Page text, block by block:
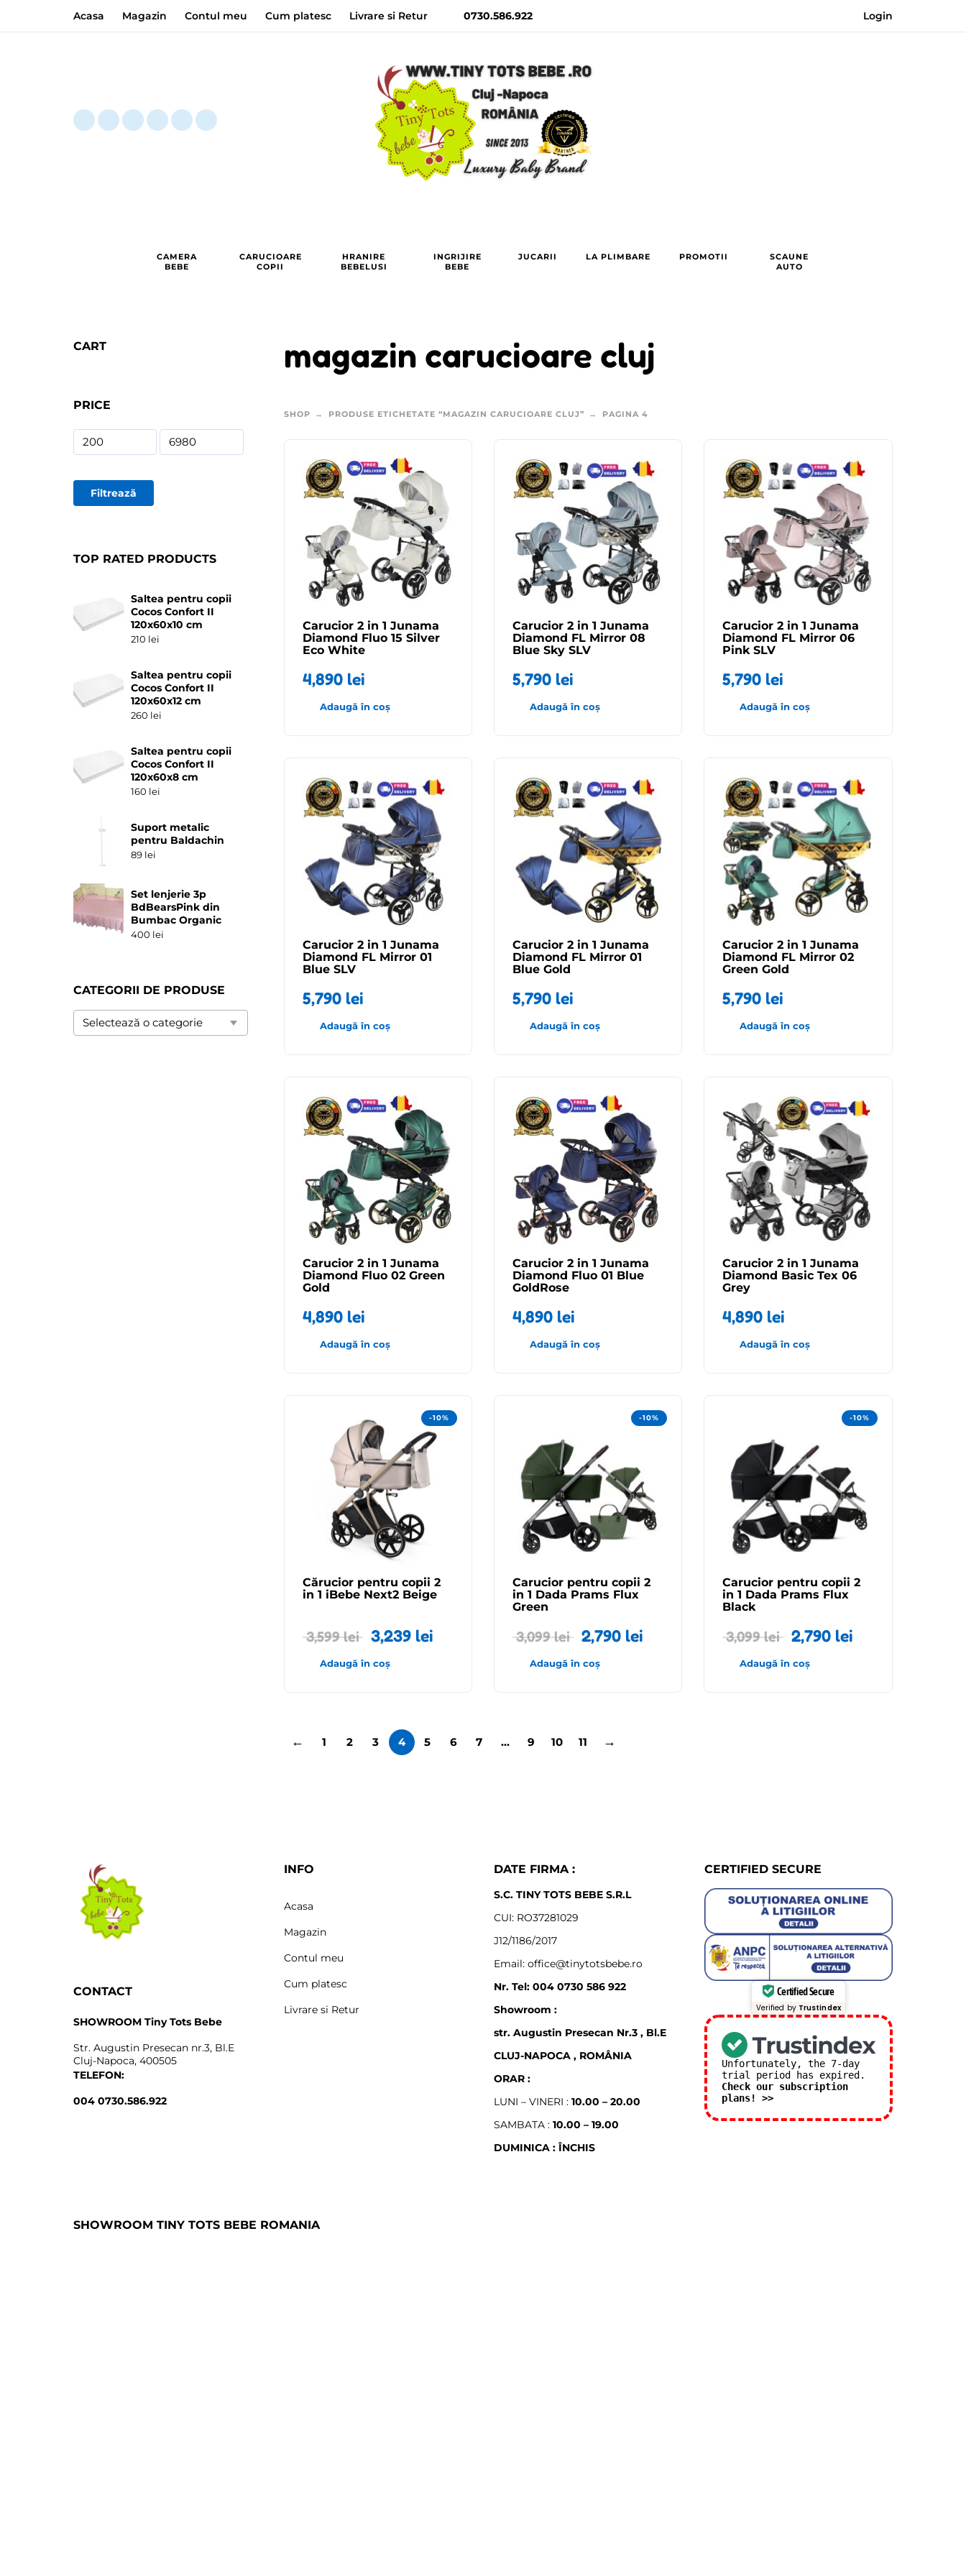
Acasa Magazin Contul meu Cum platesc Livrare si Retur 0730.586.922 Login
CAMERA
BEBE
CARUCIOARE
COPII
HRANIRE
BEBELUSI
INGRIJIRE
BEBE
JUCARII LA PLIMBARE PROMOTII
SCAUNE
AUTO
CART
PRICE
Filtrează
TOP RATED PRODUCTS
Saltea pentru copii
Cocos Confort II
120x60x10 cm
210 lei
Saltea pentru copii
Cocos Confort II
120x60x12 cm
260 lei
Saltea pentru copii
Cocos Confort II
120x60x8 cm
160 lei
Suport metalic
pentru Baldachin
89 lei
Set lenjerie 3p
BdBearsPink din
Bumbac Organic
400 lei
CATEGORII DE PRODUSE
magazin carucioare cluj
SHOP PRODUSE ETICHETATE “MAGAZIN CARUCIOARE CLUJ” PAGINA 4
Carucior 2 in 1 Junama
Diamond Fluo 15 Silver
Eco White
4,890 lei
Adaugă în coș
Carucior 2 in 1 Junama
Diamond FL Mirror 08
Blue Sky SLV
5,790 lei
Adaugă în coș
Carucior 2 in 1 Junama
Diamond FL Mirror 06
Pink SLV
5,790 lei
Adaugă în coș
Carucior 2 in 1 Junama
Diamond FL Mirror 01
Blue SLV
5,790 lei
Adaugă în coș
Carucior 2 in 1 Junama
Diamond FL Mirror 01
Blue Gold
5,790 lei
Adaugă în coș
Carucior 2 in 1 Junama
Diamond FL Mirror 02
Green Gold
5,790 lei
Adaugă în coș
Carucior 2 in 1 Junama
Diamond Fluo 02 Green
Gold
4,890 lei
Adaugă în coș
Carucior 2 in 1 Junama
Diamond Fluo 01 Blue
GoldRose
4,890 lei
Adaugă în coș
Carucior 2 in 1 Junama
Diamond Basic Tex 06
Grey
4,890 lei
Adaugă în coș
-10%
Cărucior pentru copii 2
in 1 iBebe Next2 Beige
3,599lei 3,239 lei
Adaugă în coș
-10%
Carucior pentru copii 2
in 1 Dada Prams Flux
Green
3,099lei 2,790 lei
Adaugă în coș
-10%
Carucior pentru copii 2
in 1 Dada Prams Flux
Black
3,099lei 2,790 lei
Adaugă în coș
← 1 2 3 4 5 6 7 … 9 10 11 →
CONTACT
SHOWROOM Tiny Tots Bebe
Str. Augustin Presecan nr.3, Bl.E
Cluj-Napoca, 400505
TELEFON:
004 0730.586.922
INFO
Acasa
Magazin
Contul meu
Cum platesc
Livrare si Retur
DATE FIRMA :
S.C. TINY TOTS BEBE S.R.L
CUI: RO37281029
J12/1186/2017
Email: office@tinytotsbebe.ro
Nr. Tel: 004 0730 586 922
Showroom :
str. Augustin Presecan Nr.3 , Bl.E
CLUJ-NAPOCA , ROMÂNIA
ORAR :
LUNI – VINERI : 10.00 – 20.00
SAMBATA : 10.00 – 19.00
DUMINICA : ÎNCHIS
CERTIFIED SECURE
Certified Secure
Verified by Trustindex
Unfortunately, the 7-day
trial period has expired.
Check our subscription
plans! >>
SHOWROOM TINY TOTS BEBE ROMANIA